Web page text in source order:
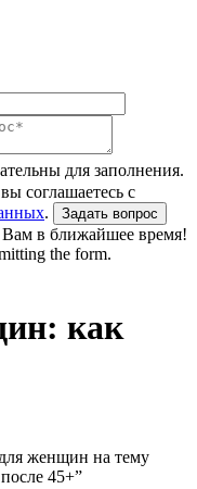
для заполнения.
соглашаетесь с
.
в ближайшее время!
the form.
как
женщин на тему
45+”